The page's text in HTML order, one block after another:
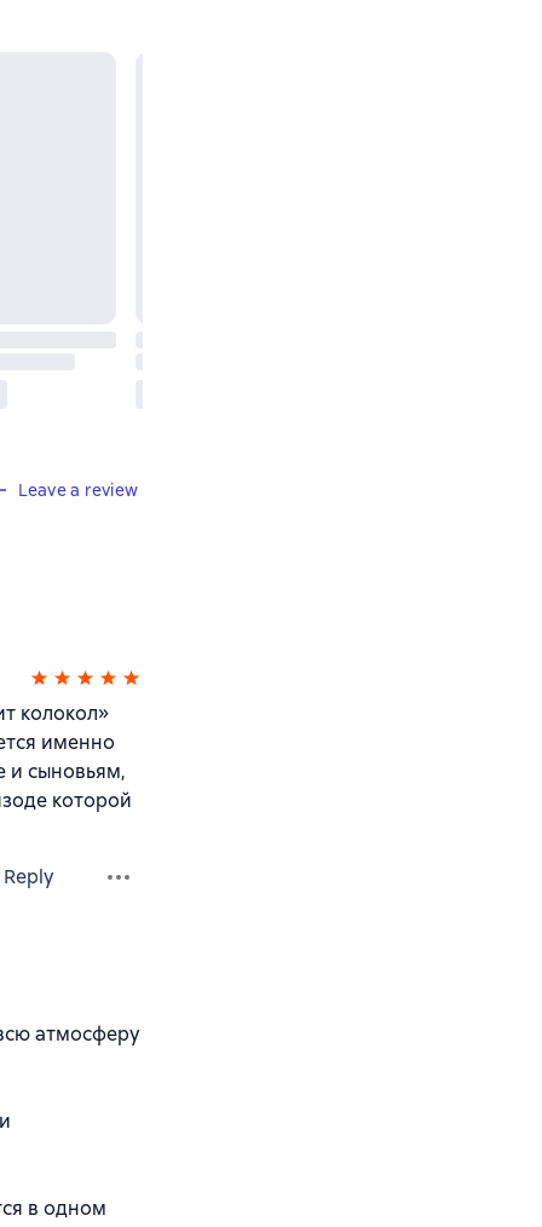
Leave a review
колокол»
именно
и сыновьям,
которой
Reply
атмосферу
в одном